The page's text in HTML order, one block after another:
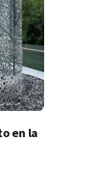
en la